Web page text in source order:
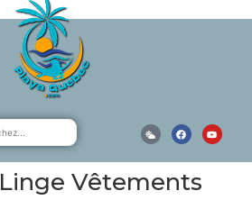
Linge Vêtements